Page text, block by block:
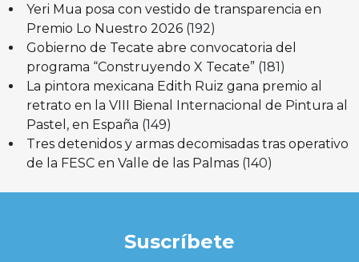
Yeri Mua posa con vestido de transparencia en
Premio Lo Nuestro 2026 (192)
Gobierno de Tecate abre convocatoria del
programa “Construyendo X Tecate” (181)
La pintora mexicana Edith Ruiz gana premio al
retrato en la VIII Bienal Internacional de Pintura al
Pastel, en España (149)
Tres detenidos y armas decomisadas tras operativo
de la FESC en Valle de las Palmas (140)
Suscríbete